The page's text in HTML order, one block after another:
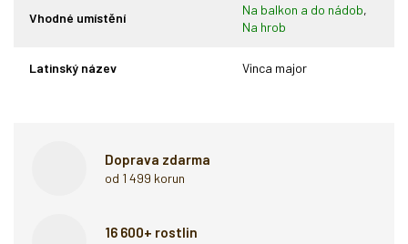
Vhodné umístění
Na balkon a do nádob,
Na hrob
Latinský název Vinca major
Doprava zdarma
od 1 499 korun
16 600+ rostlin